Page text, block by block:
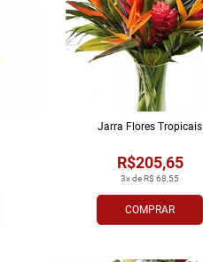
COMPRAR
3x de R$ 68,55
R$205,65
Jarra Flores Tropi­cais